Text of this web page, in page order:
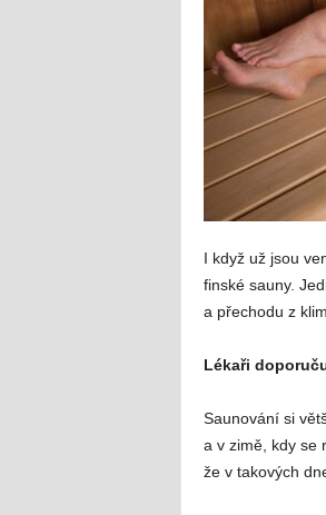
I když už jsou
finské sauny.
a přechodu z
Lékaři
Saunování si
a v zimě, kdy se
že v takových